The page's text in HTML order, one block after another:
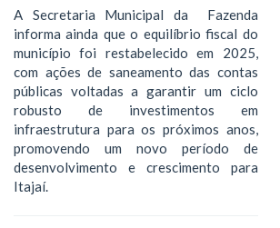
A Secretaria Municipal da Fazenda
informa ainda que o equilíbrio fiscal do
município foi restabelecido em 2025,
com ações de saneamento das contas
públicas voltadas a garantir um ciclo
robusto de investimentos em
infraestrutura para os próximos anos,
promovendo um novo período de
desenvolvimento e crescimento para
Itajaí.